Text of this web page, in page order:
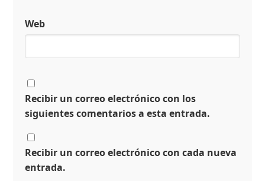
Web
Recibir un correo electrónico con los
siguientes comentarios a esta entrada.
Recibir un correo electrónico con cada nueva
entrada.